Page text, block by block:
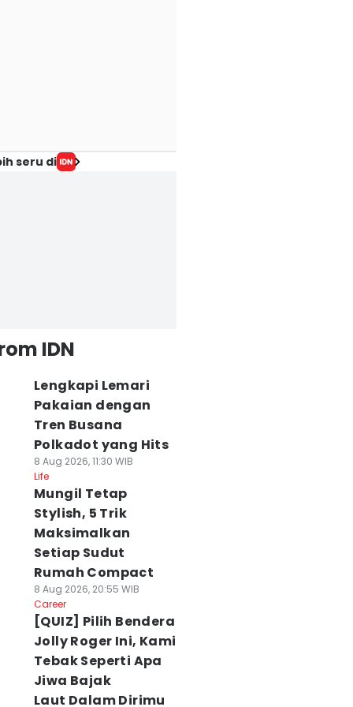
seru di
IDN
Lengkapi Lemari
Pakaian dengan
Tren Busana
Polkadot yang Hits
8 Aug 2026, 11:30 WIB
Life
Mungil Tetap
Stylish, 5 Trik
Maksimalkan
Setiap Sudut
Rumah Compact
8 Aug 2026, 20:55 WIB
Career
[QUIZ] Pilih Bendera
Jolly Roger Ini, Kami
Tebak Seperti Apa
Jiwa Bajak
Laut Dalam Dirimu